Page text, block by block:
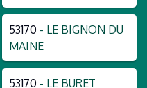
53170 - LE BIGNON DU
MAINE
53170 - LE BURET